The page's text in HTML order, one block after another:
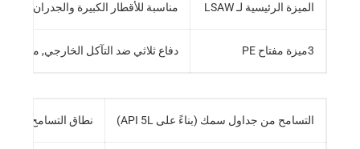
الميزة الرئيسية لـ LSAW مناسبة للأقطار الكبيرة والجدران
3ميزة مفتاح PE دفاع ثلاثي ضد التآكل الخارجي, مقاومة
التسامح من جداول سمك (بناءً على API 5L) نطاق التسامح